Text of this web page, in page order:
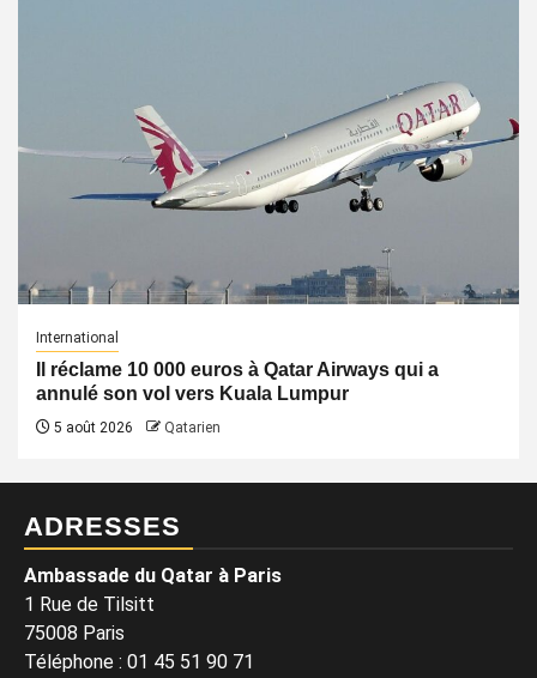
International
Il réclame 10 000 euros à Qatar Airways qui a
annulé son vol vers Kuala Lumpur
5 août 2026 Qatarien
ADRESSES
Ambassade du Qatar à Paris
1 Rue de Tilsitt
75008 Paris
Téléphone : 01 45 51 90 71